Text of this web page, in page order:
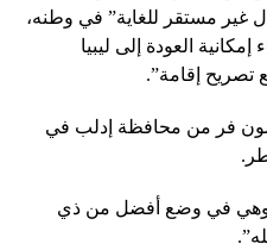
غير مستقر للغاية” في وطنه،
العودة إلى ليبيا
تصريح إقامة”.
فر من محافظة إدلب في
وهي في وضع أفضل من ذي